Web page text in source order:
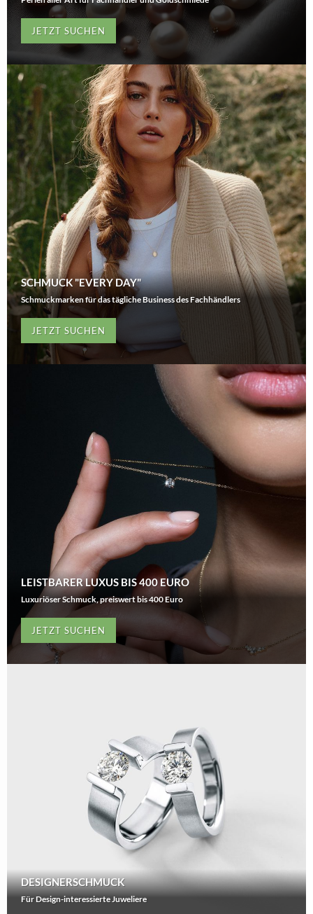
JETZT SUCHEN
SCHMUCK "EVERY DAY"
Schmuckmarken für das tägliche Business des Fachhändlers
JETZT SUCHEN
LEISTBARER LUXUS BIS 400 EURO
Luxuriöser Schmuck, preiswert bis 400 Euro
JETZT SUCHEN
DESIGNERSCHMUCK
Für Design-interessierte Juweliere